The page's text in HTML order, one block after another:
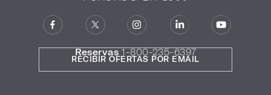
Reservas 1-800-235-6397
RECIBIR OFERTAS POR EMAIL